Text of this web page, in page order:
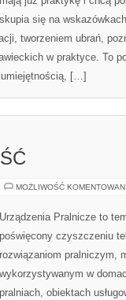
skupia się na
tworzeniem ubrań,
w praktyce. To
[…]
MOŻLIWOŚĆ
Urządzenia Pralnicze to
poświęcony czyszczeniu
rozwiązaniom pralniczym,
wykorzystywanym w
pralniach, obiektach